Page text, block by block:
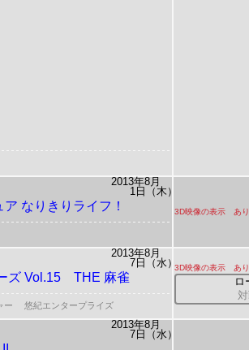
2013年8月
1日（木）
なりきりライフ！ 3D映像の表示 あり
2013年8月
7日（水）
ズ Vol.15 THE 麻雀
3D映像の表示 あり
ロ
ー 悠紀エンタープライズ
2013年8月
7日（水）